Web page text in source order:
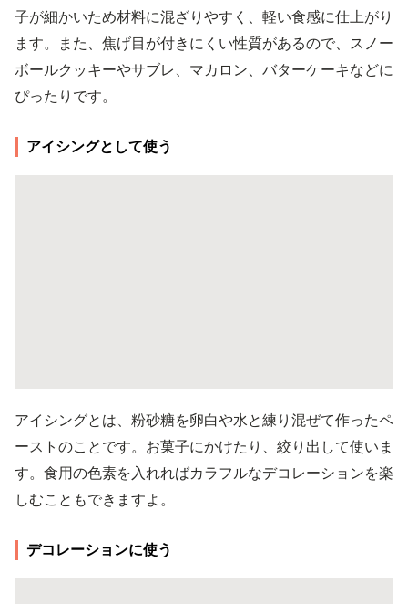
子が細かいため材料に混ざりやすく、軽い食感に仕上がり
ます。また、焦げ目が付きにくい性質があるので、スノー
ボールクッキーやサブレ、マカロン、バターケーキなどに
ぴったりです。
アイシングとして使う
アイシングとは、粉砂糖を卵白や水と練り混ぜて作ったペ
ーストのことです。お菓子にかけたり、絞り出して使いま
す。食用の色素を入れればカラフルなデコレーションを楽
しむこともできますよ。
デコレーションに使う